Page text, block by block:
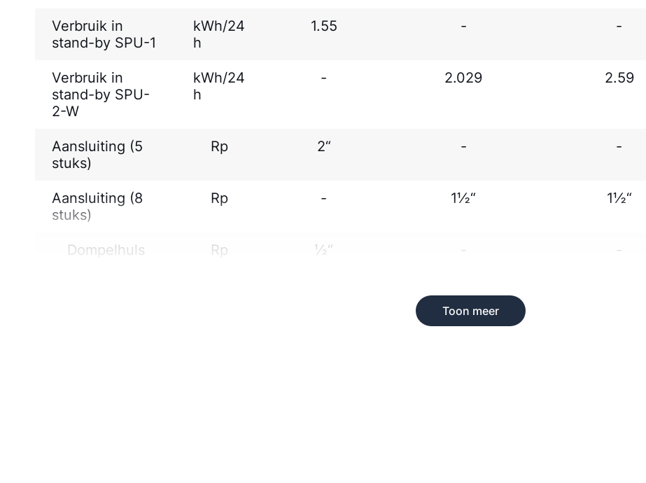
Verbruik in
stand-by SPU-1
kWh/24
h
1.55 - -
Verbruik in
stand-by SPU-
2-W
kWh/24
h
- 2.029 2.59
Aansluiting (5
stuks)
Rp 2“ - -
Aansluiting (8
stuks)
Rp - 1½“ 1½“
Dompelhuls Rp ½“ - -
Toon meer